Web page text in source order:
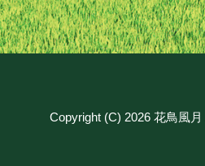
Copyright (C) 2026 花鳥風